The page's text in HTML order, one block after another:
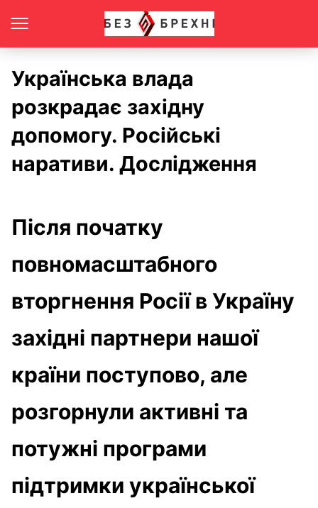
Українська влада
розкрадає західну
допомогу. Російські
наративи. Дослідження
Після початку
повномасштабного
вторгнення Росії в Україну
західні партнери нашої
країни поступово, але
розгорнули активні та
потужні програми
підтримки української